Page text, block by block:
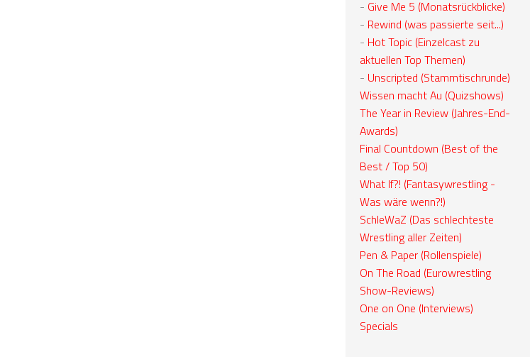
- Give Me 5 (Monatsrückblicke)
- Rewind (was passierte seit...)
- Hot Topic (Einzelcast zu
aktuellen Top Themen)
- Unscripted (Stammtischrunde)
Wissen macht Au (Quizshows)
The Year in Review (Jahres-End-
Awards)
Final Countdown (Best of the
Best / Top 50)
What If?! (Fantasywrestling -
Was wäre wenn?!)
SchleWaZ (Das schlechteste
Wrestling aller Zeiten)
Pen & Paper (Rollenspiele)
On The Road (Eurowrestling
Show-Reviews)
One on One (Interviews)
Specials